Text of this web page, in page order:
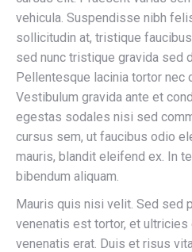
vehicula. Suspendisse nibh
sollicitudin at, tristique
sed nunc tristique gravida sed
Pellentesque lacinia tortor nec
Vestibulum gravida ante et
egestas sodales nisi sed
cursus sem, ut faucibus odio
mauris, blandit eleifend ex. In
bibendum aliquam.
Mauris quis nisi velit. Sed sed
venenatis est tortor, et ultricies
venenatis erat. Duis et risus